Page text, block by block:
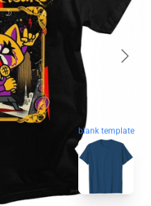
blank template